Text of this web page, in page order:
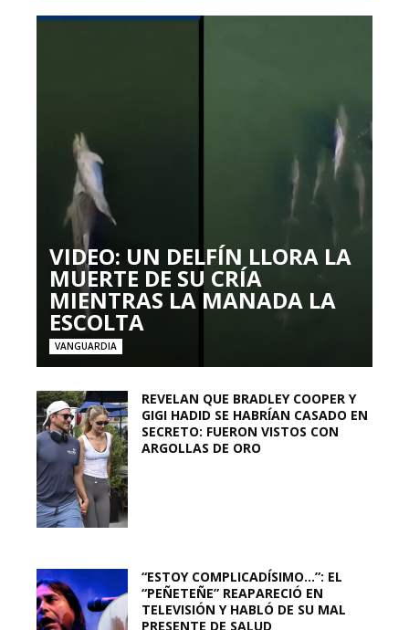
VIDEO: UN DELFÍN LLORA LA
MUERTE DE SU CRÍA
MIENTRAS LA MANADA LA
ESCOLTA
VANGUARDIA
REVELAN QUE BRADLEY COOPER Y
GIGI HADID SE HABRÍAN CASADO EN
SECRETO: FUERON VISTOS CON
ARGOLLAS DE ORO
“ESTOY COMPLICADÍSIMO…”: EL
“PEÑETEÑE” REAPARECIÓ EN
TELEVISIÓN Y HABLÓ DE SU MAL
PRESENTE DE SALUD